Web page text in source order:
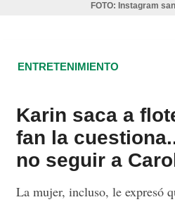
FOTO: Instagram
ENTRETENIMIENTO
Karin saca a
fan la
no seguir a
La mujer, incluso, le expresó